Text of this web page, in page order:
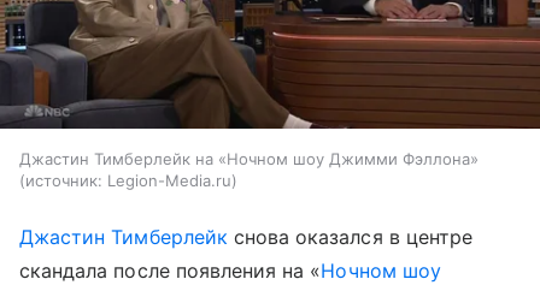
Джастин Тимберлейк на «Ночном шоу Джимми Фэллона»
источник: Legion-Media.ru
Джастин Тимберлейк снова оказался в центре
скандала после появления на «Ночном шоу